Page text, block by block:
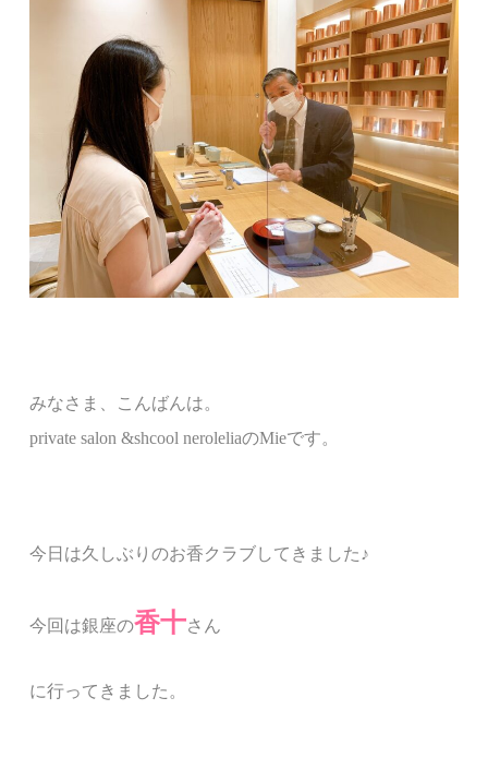
みなさま、こんばんは。
private salon &shcool neroleliaのMieです。
今日は久しぶりのお香クラブしてきました ♪
今回は銀座の香十さん
に行ってきました。